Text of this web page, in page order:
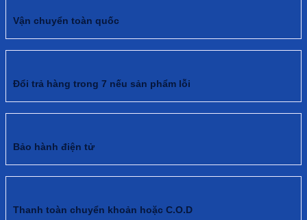
Vận chuyển toàn quốc
Đổi trả hàng trong 7 nếu sản phẩm lỗi
Bảo hành điện tử
Thanh toàn chuyển khoản hoặc C.O.D